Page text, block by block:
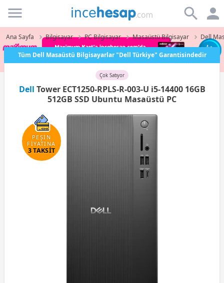
Incehesap
Ana Sayfa Bilgisayar PC Bilgisayar Masaüstü Bilgisayar Dell
Tüm Dell Masaüstü Bilgisayarlar "Dell Türkiye" Garantisindedir
Çok Satıyor
Dell Tower ECT1250-RPLS-R-003-U i5-14400 16GB
512GB SSD Ubuntu Masaüstü PC
PEŞİN
FİYATINA
3 TAKSİT